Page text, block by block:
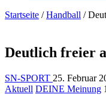
Startseite / Handball /
Deutlich freier
SN-SPORT 25. Februar
Aktuell DEINE Meinung